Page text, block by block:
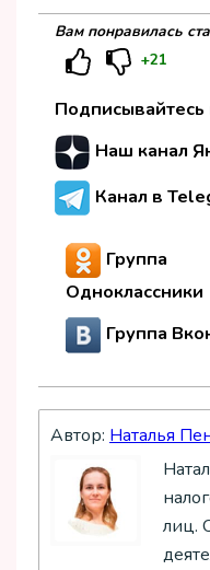
Вам понравилась
+21
Наш канал
Канал в
Группа
Одноклассники
Группа
Автор: Наталья
лиц.